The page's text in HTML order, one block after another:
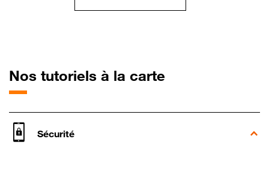
Nos tutoriels à la carte
Sécurité